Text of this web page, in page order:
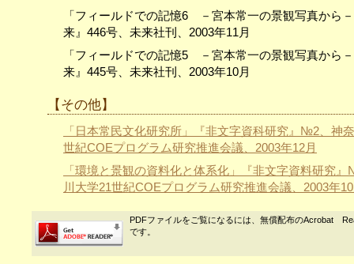
「フィールドでの記憶6 －宮本常一の景観写真から
来』446号、未来社刊、2003年11月
「フィールドでの記憶5 －宮本常一の景観写真から
来』445号、未来社刊、2003年10月
【その他】
「日本常民文化研究所」『非文字資科研究』№2、神
世紀COEプログラム研究推進会議、2003年12月
「環境と景観の資料化と体系化」『非文字資料研究
川大学21世紀COEプログラム研究推進会議、2003年
PDFファイルをご覧になるには、無償配布のAcrobat
です。